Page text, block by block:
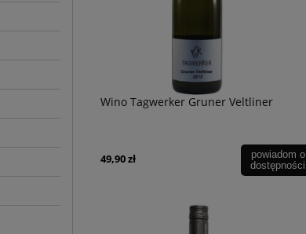
Wino Tagwerker Gruner Veltliner
49,90 zł
powiadom o
dostępności